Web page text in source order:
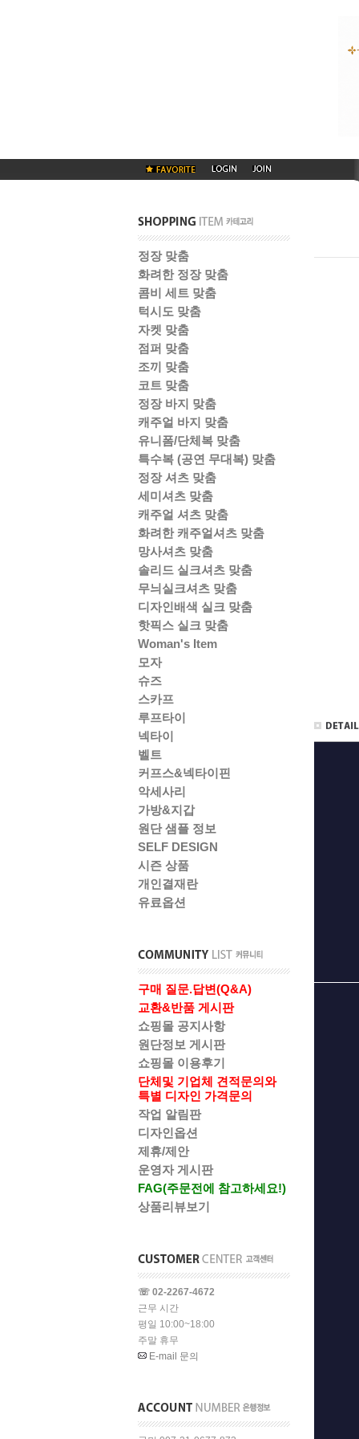
정장 맞춤
화려한 정장 맞춤
콤비 세트 맞춤
턱시도 맞춤
자켓 맞춤
점퍼 맞춤
조끼 맞춤
코트 맞춤
정장 바지 맞춤
캐주얼 바지 맞춤
유니폼/단체복 맞춤
특수복 (공연 무대복) 맞춤
정장 셔츠 맞춤
세미셔츠 맞춤
캐주얼 셔츠 맞춤
화려한 캐주얼셔츠 맞춤
망사셔츠 맞춤
솔리드 실크셔츠 맞춤
무늬실크셔츠 맞춤
디자인배색 실크 맞춤
핫픽스 실크 맞춤
Woman's Item
모자
슈즈
스카프
루프타이
넥타이
벨트
커프스&넥타이핀
악세사리
가방&지갑
원단 샘플 정보
SELF DESIGN
시즌 상품
개인결재란
유료옵션
구매 질문.답변(Q&A)
교환&반품 게시판
쇼핑몰 공지사항
원단정보 게시판
쇼핑몰 이용후기
단체및 기업체 견적문의와
특별 디자인 가격문의
작업 알림판
디자인옵션
제휴/제안
운영자 게시판
FAG(주문전에 참고하세요!)
상품리뷰보기
☏ 02-2267-4672
근무 시간
평일 10:00~18:00
주말 휴무
E-mail 문의